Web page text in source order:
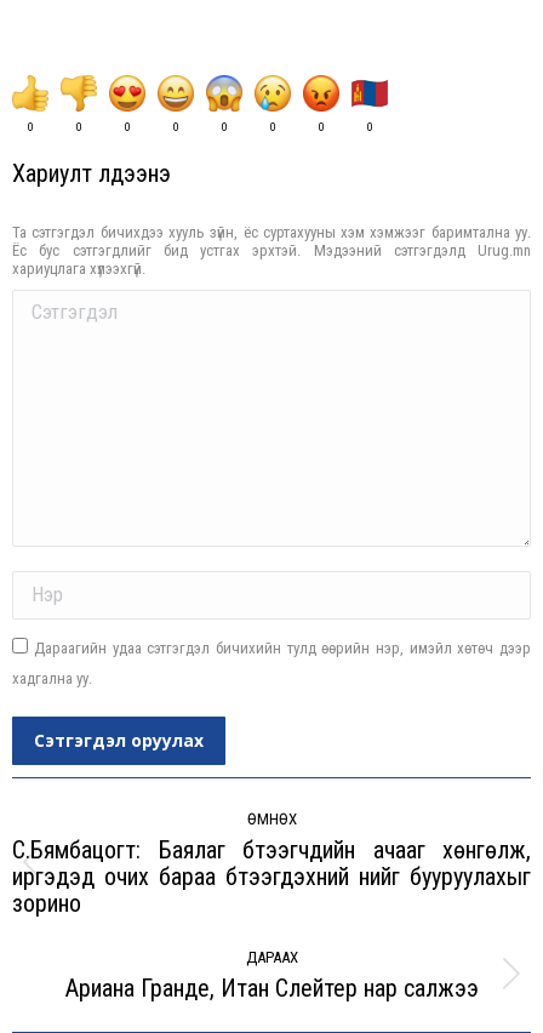
0 0 0 0 0 0 0 0
Хариулт үлдээнэ үү
Та сэтгэгдэл бичихдээ хууль зүйн, ёс суртахууны хэм хэмжээг баримтална уу.
Ёс бус сэтгэгдлийг бид устгах эрхтэй. Мэдээний сэтгэгдэлд Urug.mn
хариуцлага хүлээхгүй.
Comment
Дараагийн удаа сэтгэгдэл бичихийн тулд өөрийн нэр, имэйл хөтөч дээр
хадгална уу.
Сэтгэгдэл оруулах
ӨМНӨХ
Previous
С.Бямбацогт: Баялаг бүтээгчдийн ачааг хөнгөлж,
иргэдэд очих бараа бүтээгдэхүүний үнийг бууруулахыг
зорино
ДАРААХ
Next
Ариана Гранде, Итан Слейтер нар салжээ